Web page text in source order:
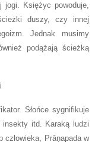
jogi. Księżyc powoduje,
duszy, czy innej
Jednak musimy
podążają ścieżką
Słońce sygnifikuje
insekty itd. Karaką ludzi
Prāṇapada w